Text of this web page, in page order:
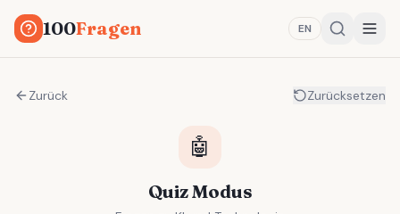
100Fragen EN
Zurück Zurücksetzen
🤖
Quiz Modus